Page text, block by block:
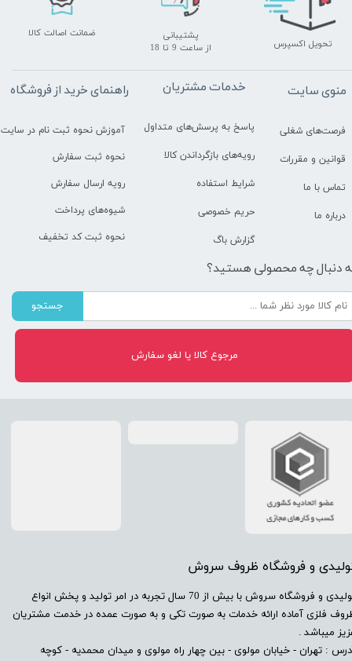
و فروشگاه ظروف سروش
​تولیدی و فروشگاه سروش با بیش از 70 سال تجربه در امر تولید و پخش انواع
فلزی آماده ارائه خدمات به صورت تکی و به صورت عمده در خدمت مشتریان
میباشد .
: تهران - خیابان مولوی - بین چهار راه مولوی و میدان محمدیه - کوچه
تحویل اکسپرس
پشتیبانی
​​​​​​​از ساعت 9 تا 18
ضمانت اصالت کالا
راهنمای خرید از فروشگاه
آموزش نحوه ثبت نام در سایت
نحوه ثبت سفارش
رویه ارسال سفارش
شیوه‌های پرداخت
نحوه ثبت کد تخفیف
خدمات مشتریان
پاسخ به پرسش‌های متداول
رویه‌های بازگرداندن کالا
شرایط استفاده
حریم خصوصی
گزارش باگ
منوی سایت
فرصت‌های شغلی
قوانین و مقررات
تماس با ما
درباره ما
دنبال چه محصولی هستید؟
جستجو
مرجوع کالا یا لغو سفارش